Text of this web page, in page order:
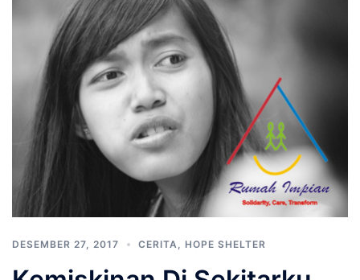
DESEMBER 27, 2017 CERITA HOPE SHELTER